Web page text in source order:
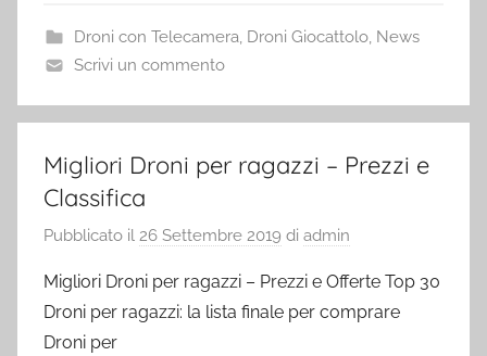
Droni con Telecamera Droni Giocattolo, News
Scrivi un commento
Migliori Droni per ragazzi – Prezzi e
Classifica
Pubblicato il 26 Settembre 2019 di admin
Migliori Droni per ragazzi – Prezzi e Offerte Top 30
Droni per ragazzi: la lista finale per comprare
Droni per